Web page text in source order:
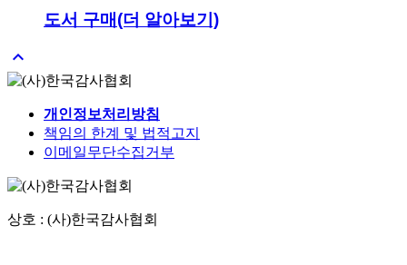
도서 구매(더 알아보기)

개인정보처리방침
책임의 한계 및 법적고지
이메일무단수집거부
상호 : (사)한국감사협회